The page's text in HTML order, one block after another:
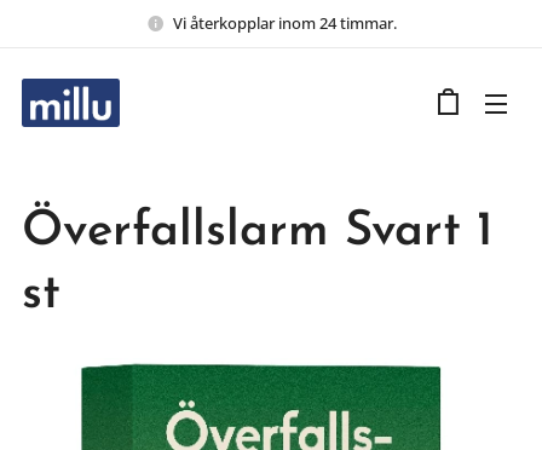
Vi återkopplar inom 24 timmar.
Överfallslarm Svart 1
st